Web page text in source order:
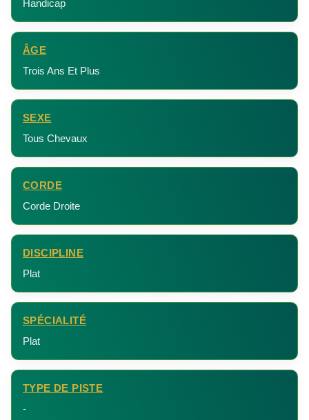
Handicap
ÂGE
Trois Ans Et Plus
SEXE
Tous Chevaux
CORDE
Corde Droite
DISCIPLINE
Plat
SPÉCIALITÉ
Plat
TYPE DE PISTE
-